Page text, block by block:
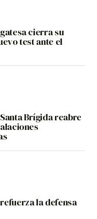
cierra su
test ante el
Brígida reabre
la defensa